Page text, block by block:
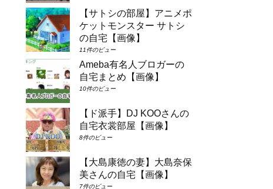
【サトシの部屋】アニメポ
ケットモンスター サトシ
の自宅【画像】
11件のビュー
Ameba有名人ブロガーの
自宅まとめ【画像】
10件のビュー
【ド派手】DJ KOOさんの
自宅衣裳部屋【画像】
8件のビュー
【大島康徳の妻】大島奈保
美さんの自宅【画像】
7件のビュー